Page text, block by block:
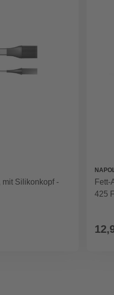
Silikonkopf -
Fett-
425